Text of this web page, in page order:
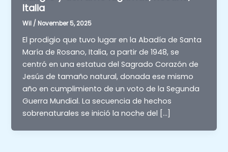
Italia
Wil / November 5, 2025
El prodigio que tuvo lugar en la Abadía de Santa
María de Rosano, Italia, a partir de 1948, se
centró en una estatua del Sagrado Corazón de
Jesús de tamaño natural, donada ese mismo
año en cumplimiento de un voto de la Segunda
Guerra Mundial. La secuencia de hechos
sobrenaturales se inició la noche del […]